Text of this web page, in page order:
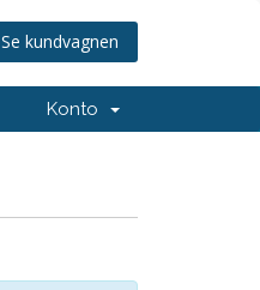
Se kundvagnen
Konto